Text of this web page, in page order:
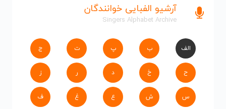
آرشیو الفبایی خوانندگان
Singers Alphabet Archive
الف ب پ ت ج
ح خ د ر ز
س ش ع غ ف